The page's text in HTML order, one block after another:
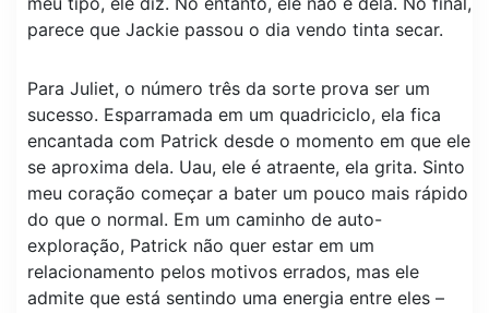
parece que Jackie passou o dia vendo tinta secar.
Para Juliet, o número três da sorte prova ser um
sucesso. Esparramada em um quadriciclo, ela fica
encantada com Patrick desde o momento em que ele
se aproxima dela. Uau, ele é atraente, ela grita. Sinto
meu coração começar a bater um pouco mais rápido
do que o normal. Em um caminho de auto-
exploração, Patrick não quer estar em um
relacionamento pelos motivos errados, mas ele
admite que está sentindo uma energia entre eles –